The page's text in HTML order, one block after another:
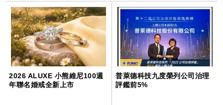
2026 ALUXE 小熊維尼100週
年聯名婚戒全新上市
普萊德科技九度榮列公司治理
評鑑前5%